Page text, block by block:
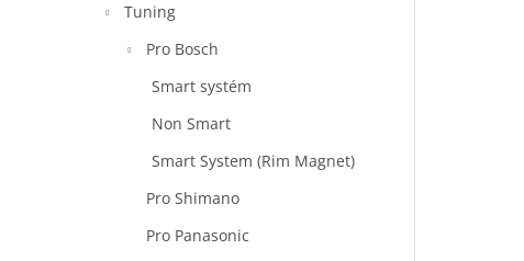
Tuning
Pro Bosch
Smart systém
Non Smart
Smart System (Rim Magnet)
Pro Shimano
Pro Panasonic